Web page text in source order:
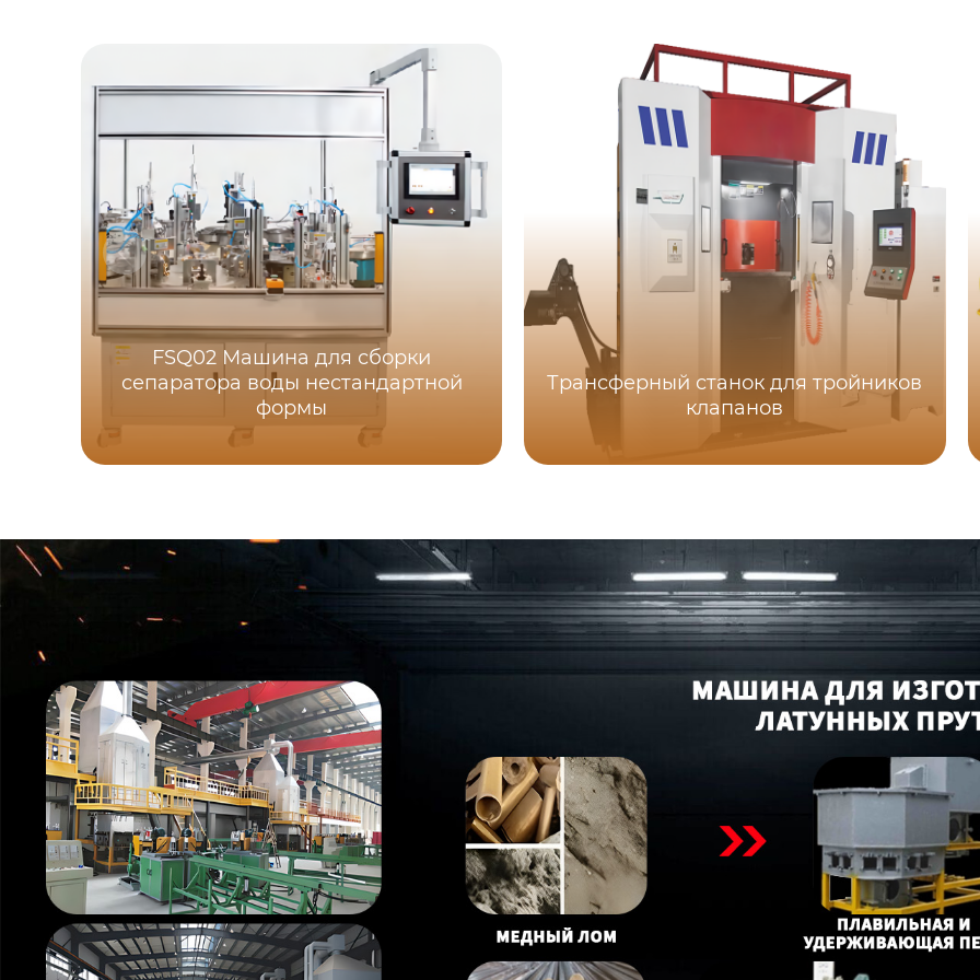
FSQ02 Машина для сборки
сепаратора воды нестандартной
формы
Трансферный станок для тройников
клапанов